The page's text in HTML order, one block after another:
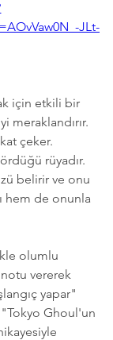
JLt-
meraklandırır.
çeker.
rüyadır.
belirir ve onu
hem de onunla
vererek
yapar"
Ghoul'un